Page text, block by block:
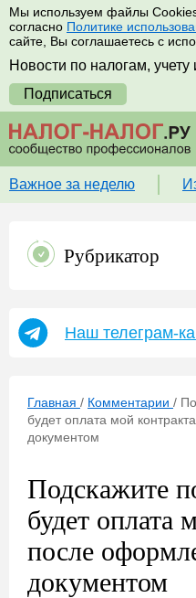
Мы используем файлы
согласно Политике
сайте, Вы соглашаетесь с
Новости по налогам, учету
Подписаться
Важное за неделю
Рубрикатор
Наш телеграм-
Главная / Комментарии /
будет оплата мой
документом
Подскажите
будет оплата
после
документом